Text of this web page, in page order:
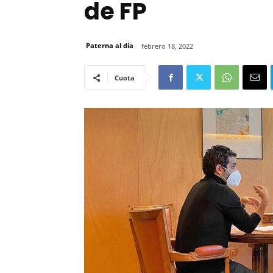
de FP
Paterna al día febrero 18, 2022
Cuota